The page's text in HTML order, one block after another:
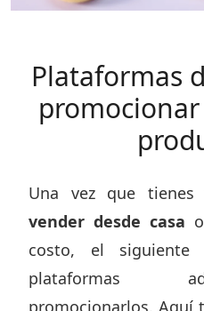
Plataformas
Una vez que tienes
vender desde casa
costo, el
plataformas